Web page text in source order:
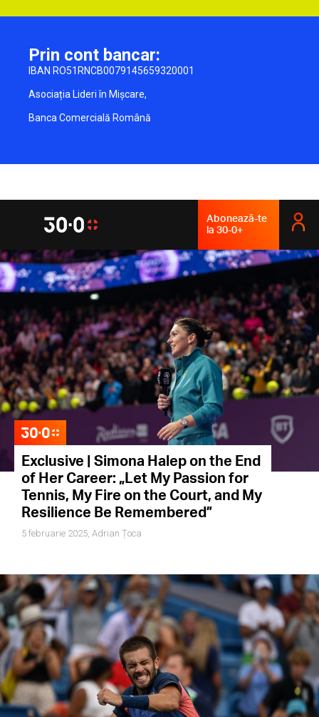
Prin cont bancar:
IBAN RO51RNCB0079145659320001
Asociația Lideri în Mișcare,
Banca Comercială Română
Abonează-te
la 30-0+
Exclusive | Simona Halep on the End
of Her Career: „Let My Passion for
Tennis, My Fire on the Court, and My
Resilience Be Remembered”
5 februarie 2025, Adrian Țoca